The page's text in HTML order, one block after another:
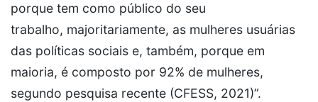
porque tem como público do seu
trabalho, majoritariamente, as mulheres usuárias
das políticas sociais e, também, porque em
maioria, é composto por 92% de mulheres,
segundo pesquisa recente (CFESS, 2021)”.